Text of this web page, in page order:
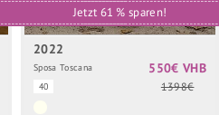
Jetzt 61 % sparen!
2022
Sposa Toscana
40
550€ VHB
1398€